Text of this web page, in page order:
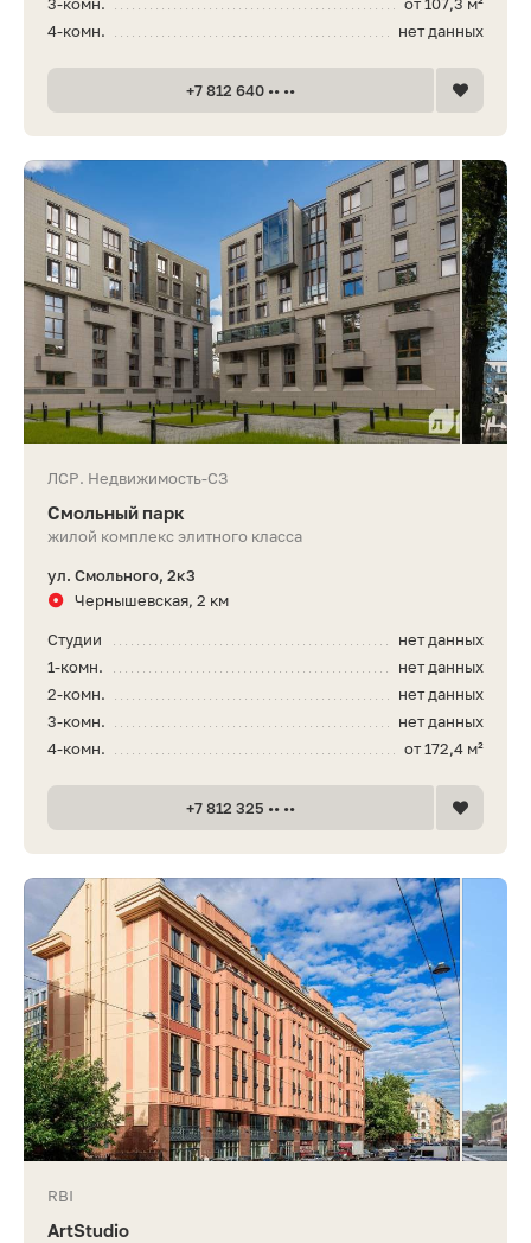
нет данных
4-комн.
+7 812 640 •• ••
ЛСР. Недвижимость-СЗ
Смольный парк
жилой комплекс элитного класса
ул. Смольного, 2к3
Чернышевская, 2 км
нет данных
Студии
нет данных
1-комн.
нет данных
2-комн.
нет данных
3-комн.
от 172,4 м²
4-комн.
+7 812 325 •• ••
RBI
ArtStudio